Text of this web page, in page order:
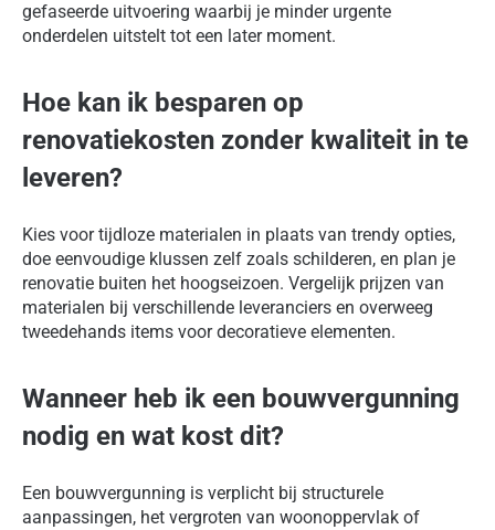
gefaseerde uitvoering waarbij je minder urgente
onderdelen uitstelt tot een later moment.
Hoe kan ik besparen op
renovatiekosten zonder kwaliteit in te
leveren?
Kies voor tijdloze materialen in plaats van trendy opties,
doe eenvoudige klussen zelf zoals schilderen, en plan je
renovatie buiten het hoogseizoen. Vergelijk prijzen van
materialen bij verschillende leveranciers en overweeg
tweedehands items voor decoratieve elementen.
Wanneer heb ik een bouwvergunning
nodig en wat kost dit?
Een bouwvergunning is verplicht bij structurele
aanpassingen, het vergroten van woonoppervlak of